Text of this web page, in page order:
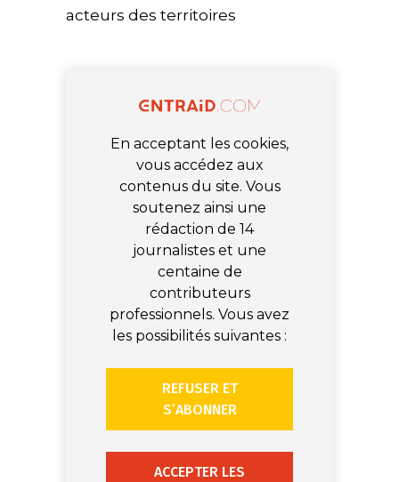
acteurs des territoires
En acceptant les cookies,
vous accédez aux
contenus du site. Vous
soutenez ainsi une
rédaction de 14
journalistes et une
centaine de
contributeurs
professionnels. Vous avez
les possibilités suivantes :
REFUSER ET
S’ABONNER
ACCEPTER LES